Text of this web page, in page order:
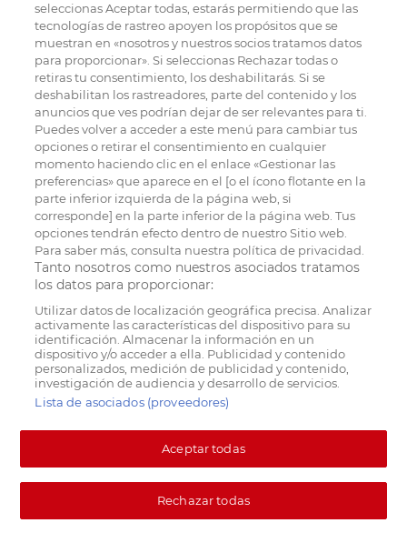
seleccionas Aceptar todas, estarás permitiendo que las
tecnologías de rastreo apoyen los propósitos que se
muestran en «nosotros y nuestros socios tratamos datos
para proporcionar». Si seleccionas Rechazar todas o
retiras tu consentimiento, los deshabilitarás. Si se
deshabilitan los rastreadores, parte del contenido y los
anuncios que ves podrían dejar de ser relevantes para ti.
Puedes volver a acceder a este menú para cambiar tus
opciones o retirar el consentimiento en cualquier
momento haciendo clic en el enlace «Gestionar las
preferencias» que aparece en el [o el ícono flotante en la
parte inferior izquierda de la página web, si
corresponde] en la parte inferior de la página web. Tus
opciones tendrán efecto dentro de nuestro Sitio web.
Para saber más, consulta nuestra política de privacidad.
Tanto nosotros como nuestros asociados tratamos
los datos para proporcionar:
Utilizar datos de localización geográfica precisa. Analizar
activamente las características del dispositivo para su
identificación. Almacenar la información en un
dispositivo y/o acceder a ella. Publicidad y contenido
personalizados, medición de publicidad y contenido,
investigación de audiencia y desarrollo de servicios.
Lista de asociados (proveedores)
Aceptar todas
Rechazar todas